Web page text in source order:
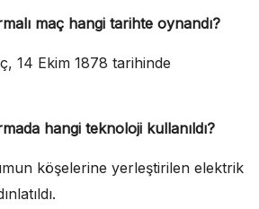
maç hangi tarihte oynandı?
14 Ekim 1878 tarihinde
hangi teknoloji kullanıldı?
köşelerine yerleştirilen elektrik